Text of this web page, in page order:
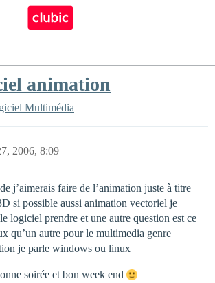
animation
Multimédia
2006, 8:09
j’aimerais faire de l’animation juste à titre
si possible aussi animation vectoriel je
logiciel prendre et une autre question est ce
qu’un autre pour le multimedia genre
je parle windows ou linux
soirée et bon week end